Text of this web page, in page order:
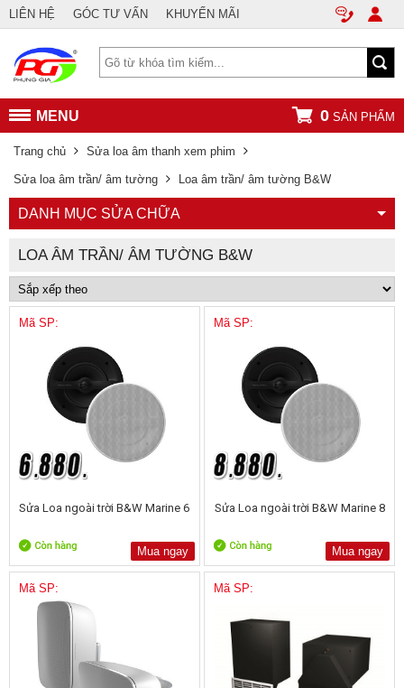
LIÊN HỆ GÓC TƯ VẤN KHUYẾN MÃI
MENU 0 SẢN PHẨM
Trang chủ Sửa loa âm thanh xem phim
Sửa loa âm trần/ âm tường Loa âm trần/ âm tường B&W
DANH MỤC SỬA CHỮA
LOA ÂM TRẦN/ ÂM TƯỜNG B&W
Mã SP:
Sửa Loa ngoài trời B&W Marine 6
Mua ngay
Mã SP:
Sửa Loa ngoài trời B&W Marine 8
Mua ngay
Mã SP: Mã SP: